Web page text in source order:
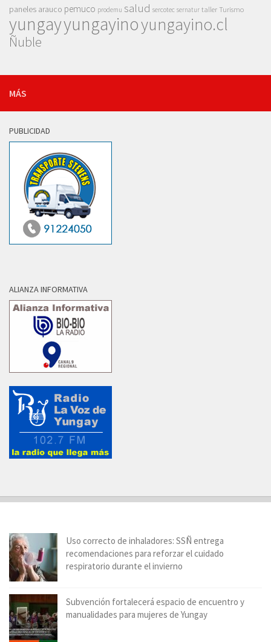
paneles arauco pemuco prodemu salud sercotec sernatur taller Turismo
yungayyungayinoyungayino.cl
Ñuble
MÁS
PUBLICIDAD
ALIANZA INFORMATIVA
Uso correcto de inhaladores: SSÑ entrega
recomendaciones para reforzar el cuidado
respiratorio durante el invierno
Subvención fortalecerá espacio de encuentro y
manualidades para mujeres de Yungay